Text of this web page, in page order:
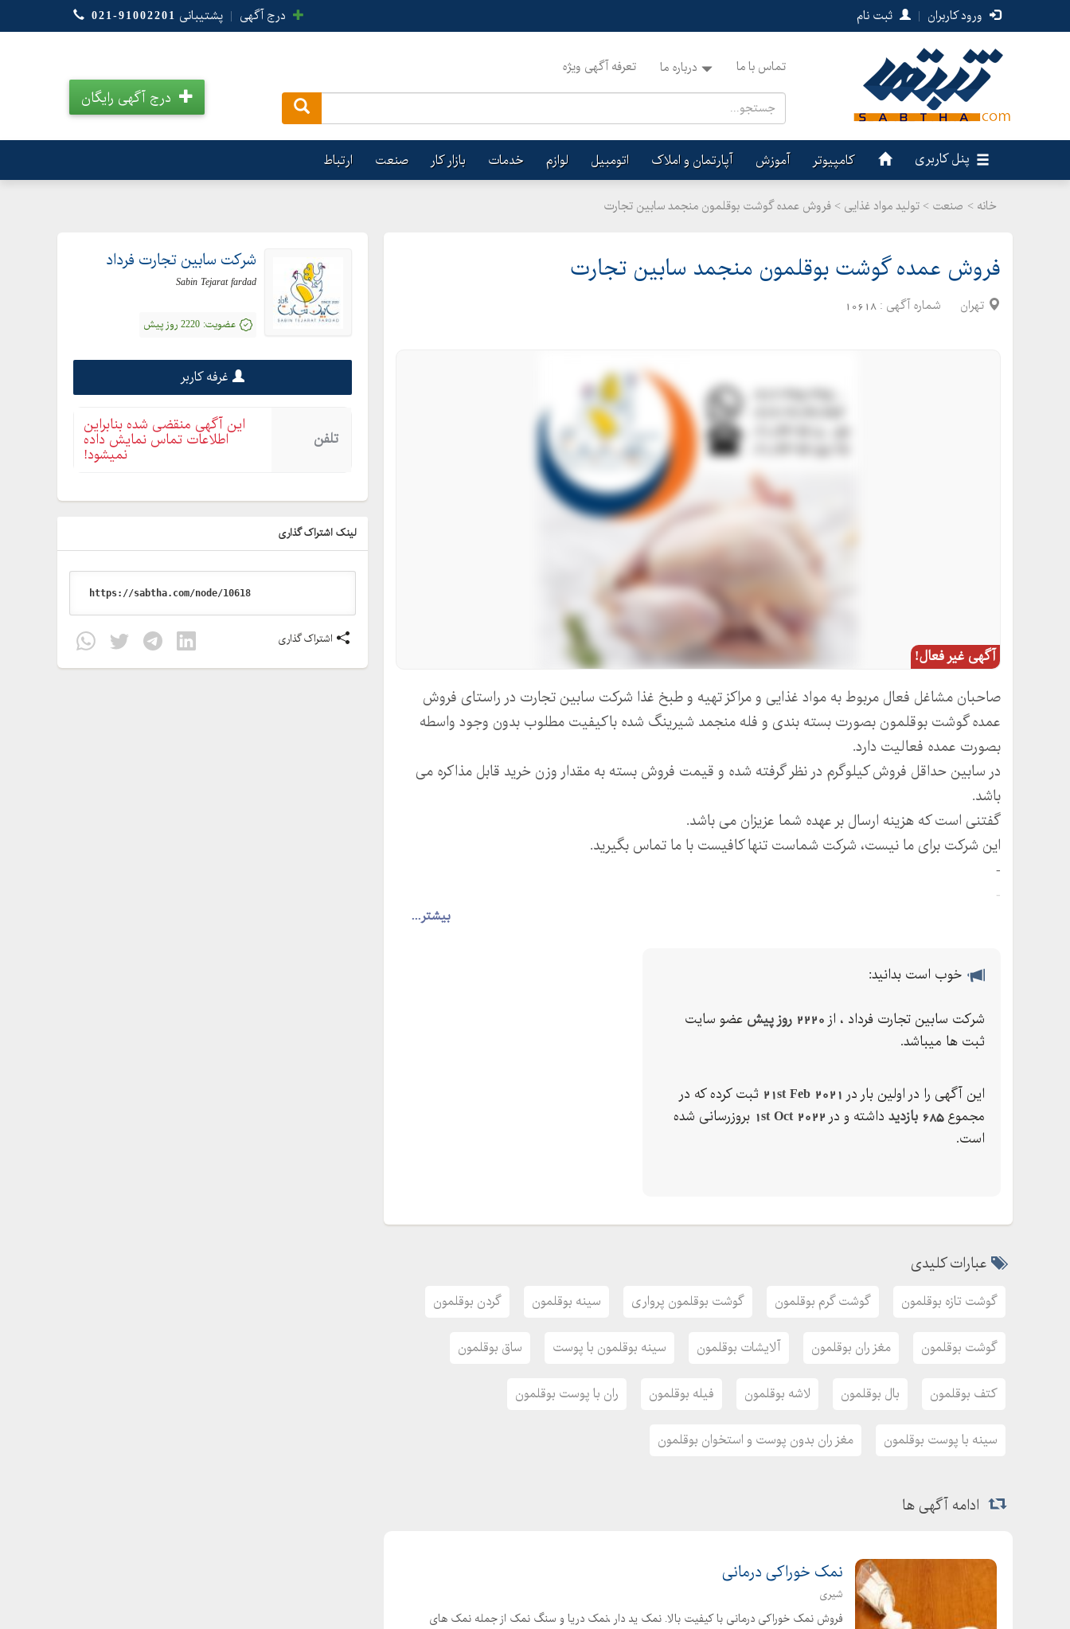
ورود کاربران | ثبت نام درج آگهی | پشتیبانی 021-91002201
تماس با ما درباره ما تعرفه آگهی ویژه
درج آگهی رایگان
پنل کاربری کامپیوتر آموزش آپارتمان و املاک اتومبیل لوازم خدمات بازار کار صنعت ارتباط
خانه > صنعت > تولید مواد غذایی > فروش عمده گوشت بوقلمون منجمد سابین تجارت
فروش عمده گوشت بوقلمون منجمد سابین تجارت
تهران شماره آگهی : 10618
آگهی غیر فعال!
بیشتر...
صاحبان مشاغل فعال مربوط به مواد غذایی و مراکز تهیه و طبخ غذا شرکت سابین تجارت در راستای فروش
عمده گوشت بوقلمون بصورت بسته بندی و فله منجمد شیرینگ شده باکیفیت مطلوب بدون وجود واسطه
بصورت عمده فعالیت دارد.
در سابین حداقل فروش کیلوگرم در نظر گرفته شده و قیمت فروش بسته به مقدار وزن خرید قابل مذاکره می
باشد.
گفتنی است که هزینه ارسال بر عهده شما عزیزان می باشد.
این شرکت برای ما نیست، شرکت شماست تنها کافیست با ما تماس بگیرید.
-
-
سابین نسبت به آینده خوشبین
خوب است بدانید:
شرکت سابین تجارت فرداد ، از 2220 روز پیش
عضو سایت
ثبت ها میباشد.
این آگهی را در اولین بار در 21st Feb 2021 ثبت کرده که در
مجموع685 بازدید داشته و در 1st Oct 2022 بروزرسانی شده
است.
عبارات کلیدی
گوشت تازه بوقلمون گوشت گرم بوقلمون گوشت بوقلمون پرواری سینه بوقلمون گردن بوقلمون
گوشت بوقلمون مغز ران بوقلمون آلایشات بوقلمون سینه بوقلمون با پوست ساق بوقلمون
کتف بوقلمون بال بوقلمون لاشه بوقلمون فیله بوقلمون ران با پوست بوقلمون
سینه با پوست بوقلمون مغز ران بدون پوست و استخوان بوقلمون
شرکت سابین تجارت فرداد
Sabin Tejarat fardad
عضویت: 2220 روز پیش
غرفه کاربر
تلفن
این آگهی منقضی شده بنابراین
اطلاعات تماس نمایش داده
نمیشود!
لینک اشتراک گذاری
اشتراک گذاری
ادامه آگهی ها
نمک خوراکی درمانی
شیری
فروش نمک خوراکی درمانی با کیفیت بالا. نمک ید دار ،نمک دریا و سنگ نمک از جمله نمک های